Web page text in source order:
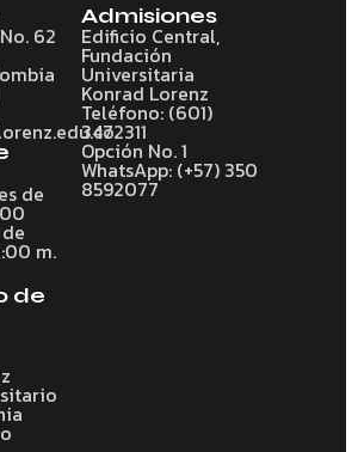
62
de
m.
Admisiones
Edificio Central,
Fundación
Universitaria
Konrad Lorenz
Teléfono: (601)
3472311
Opción No. 1
WhatsApp: (+57) 350
8592077
de